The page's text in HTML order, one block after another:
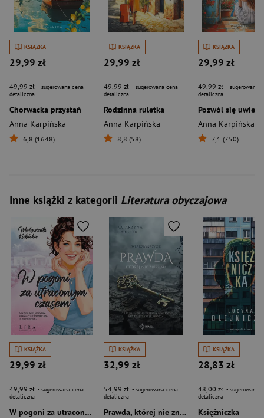
KSIĄŻKA
29,99 zł
49,99 zł - sugerowana cena
detaliczna
Chorwacka przystań
Anna Karpińska
6,8 (1648)
KSIĄŻKA
29,99 zł
49,99 zł - sugerowana cena
detaliczna
Rodzinna ruletka
Anna Karpińska
8,8 (58)
KSIĄŻKA
29,99 zł
49,99 zł - sugerowana
detaliczna
Pozwól się uwieść
Anna Karpińska
7,1 (750)
Inne książki z kategorii Literatura obyczajowa
KSIĄŻKA
29,99 zł
49,99 zł - sugerowana cena
detaliczna
W pogoni za utraconym czasem
KSIĄŻKA
32,99 zł
54,99 zł - sugerowana cena
detaliczna
Prawda, której nie znałam
KSIĄŻKA
28,83 zł
48,00 zł - sugerowana
detaliczna
Księżniczka